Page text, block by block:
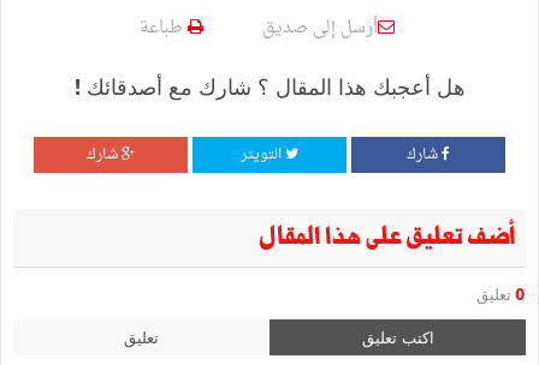
أرسل إلى صديق طباعة
هل أعجبك هذا المقال ؟ شارك مع أصدقائك !
شارك التويتر شارك
أضف تعليق على هذا المقال
0 تعليق
اكتب تعليق تعليق